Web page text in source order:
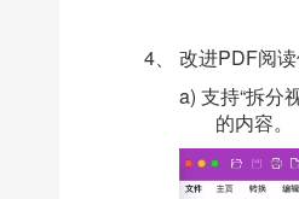
4、 改进PDF阅
a)支持“拆分
的内容。